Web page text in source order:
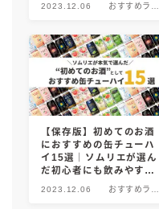
判を総まとめ！
2023.12.06
おすすめラン
【保存版】初めてのお酒
におすすめの缶チューハ
イ15選｜ソムリエが選ん
だ初心者にも飲みやすい
商品を徹底紹介！
2023.12.06
おすすめラン